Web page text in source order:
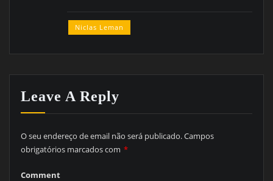
Niclas Leman
Leave A Reply
O seu endereço de email não será publicado.Campos
obrigatórios marcados com *
Comment